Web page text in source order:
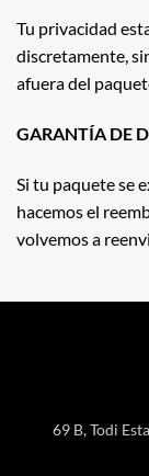
Tu privacidad
discretamente,
afuera del
GARANTÍA DE
Si tu paquete se
hacemos el
volvemos a
69 B, Todi